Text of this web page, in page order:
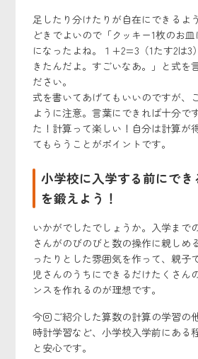
足したり分けたりが自在にできるよ
どきでよいので「クッキー1枚のお
になったよね。１+2=3（1たす2は3
きたんだよ。すごいなあ。」と式を
ださい。
式を書いてあげてもいいのですが、
ように注意。言葉にできれば十分で
た！計算って楽しい！自分は計算が
てもらうことがポイントです。
小学校に入学する前にでき
を鍛えよう！
いかがでしたでしょうか。入学まで
さんがのびのびと数の操作に親しめ
ったりとした雰囲気を作って、親子
児さんのうちにできるだけたくさん
ンスを作れるのが理想です。
今回ご紹介した算数の計算の学習の
時計学習など、小学校入学前にある
と安心です。